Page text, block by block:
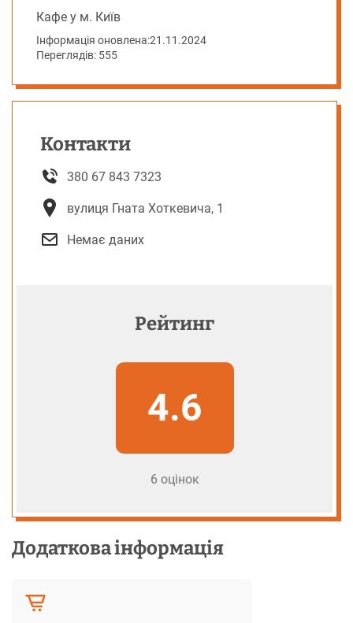
Кафе у м. Київ
Інформація оновлена:21.11.2024
Переглядів: 555
Контакти
380 67 843 7323
вулиця Гната Хоткевича, 1
Немає даних
Рейтинг
4.6
6 оцінок
Додаткова інформація